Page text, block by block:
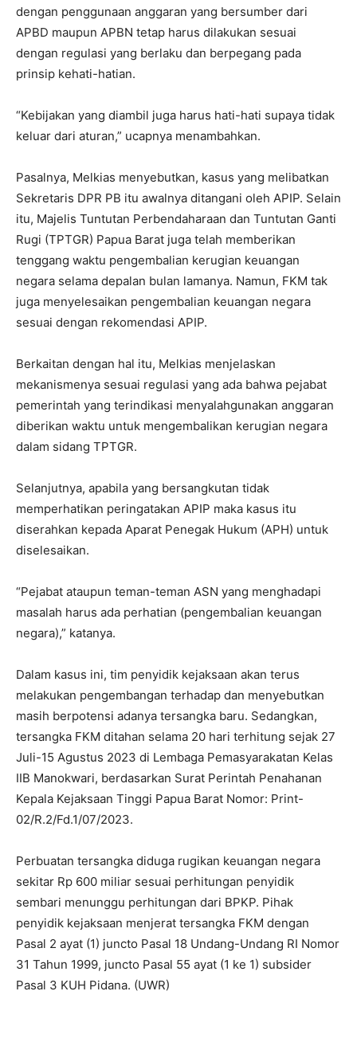
dengan penggunaan anggaran yang bersumber dari
APBD maupun APBN tetap harus dilakukan sesuai
dengan regulasi yang berlaku dan berpegang pada
prinsip kehati-hatian.
“Kebijakan yang diambil juga harus hati-hati supaya tidak
keluar dari aturan,” ucapnya menambahkan.
Pasalnya, Melkias menyebutkan, kasus yang melibatkan
Sekretaris DPR PB itu awalnya ditangani oleh APIP. Selain
itu, Majelis Tuntutan Perbendaharaan dan Tuntutan Ganti
Rugi (TPTGR) Papua Barat juga telah memberikan
tenggang waktu pengembalian kerugian keuangan
negara selama depalan bulan lamanya. Namun, FKM tak
juga menyelesaikan pengembalian keuangan negara
sesuai dengan rekomendasi APIP.
Berkaitan dengan hal itu, Melkias menjelaskan
mekanismenya sesuai regulasi yang ada bahwa pejabat
pemerintah yang terindikasi menyalahgunakan anggaran
diberikan waktu untuk mengembalikan kerugian negara
dalam sidang TPTGR.
Selanjutnya, apabila yang bersangkutan tidak
memperhatikan peringatakan APIP maka kasus itu
diserahkan kepada Aparat Penegak Hukum (APH) untuk
diselesaikan.
“Pejabat ataupun teman-teman ASN yang menghadapi
masalah harus ada perhatian (pengembalian keuangan
negara),” katanya.
Dalam kasus ini, tim penyidik kejaksaan akan terus
melakukan pengembangan terhadap dan menyebutkan
masih berpotensi adanya tersangka baru. Sedangkan,
tersangka FKM ditahan selama 20 hari terhitung sejak 27
Juli-15 Agustus 2023 di Lembaga Pemasyarakatan Kelas
IIB Manokwari, berdasarkan Surat Perintah Penahanan
Kepala Kejaksaan Tinggi Papua Barat Nomor: Print-
02/R.2/Fd.1/07/2023.
Perbuatan tersangka diduga rugikan keuangan negara
sekitar Rp 600 miliar sesuai perhitungan penyidik
sembari menunggu perhitungan dari BPKP. Pihak
penyidik kejaksaan menjerat tersangka FKM dengan
Pasal 2 ayat (1) juncto Pasal 18 Undang-Undang RI Nomor
31 Tahun 1999, juncto Pasal 55 ayat (1 ke 1) subsider
Pasal 3 KUH Pidana. (UWR)